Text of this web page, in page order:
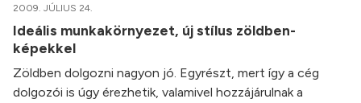
2009. JÚLIUS 24.
Ideális munkakörnyezet, új stílus zöldben-
képekkel
Zöldben dolgozni nagyon jó. Egyrészt, mert így a cég
dolgozói is úgy érezhetik, valamivel hozzájárulnak a